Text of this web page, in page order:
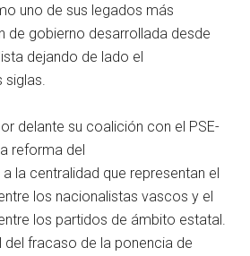
uno de sus legados más
de gobierno desarrollada desde
dejando de lado el
delante su coalición con el PSE-
reforma del
la centralidad que representan el
los nacionalistas vascos y el
los partidos de ámbito estatal.
del fracaso de la ponencia de